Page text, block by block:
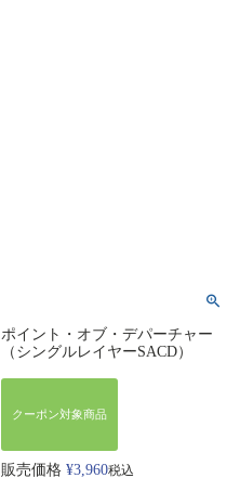
ポイント・オブ・デパーチャー
（シングルレイヤーSACD）
クーポン対象商品
販売価格 ¥3,960税込